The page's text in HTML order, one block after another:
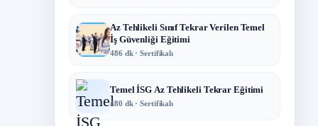
Az Tehlikeli Sınıf Tekrar Verilen Temel
İş Güvenliği Eğitimi
486 dk · Sertifikalı
Temel İSG Az Tehlikeli Tekrar Eğitimi
480 dk · Sertifikalı